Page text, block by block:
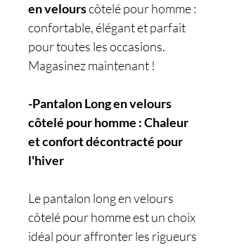
en velourscôtelé pour homme :
confortable, élégant et parfait
pour toutes les occasions.
Magasinez maintenant !
-Pantalon Long en velours
côtelé pour homme : Chaleur
et confort décontracté pour
l'hiver
Le pantalon long en velours
côtelé pour homme est un choix
idéal pour affronter les rigueurs